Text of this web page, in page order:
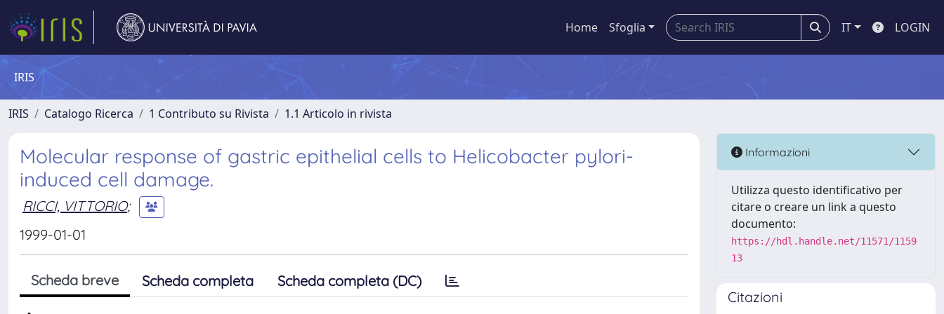
Home Sfoglia IT LOGIN
IRIS
IRIS Catalogo Ricerca 1 Contributo su Rivista 1.1 Articolo in rivista
Molecular response of gastric epithelial cells to Helicobacter pylori-
induced cell damage.
RICCI, VITTORIO;
1999-01-01
Scheda breve Scheda completa Scheda completa (DC)
Informazioni
Utilizza questo identificativo per
citare o creare un link a questo
documento:
https://hdl.handle.net/11571/1159
13
Citazioni